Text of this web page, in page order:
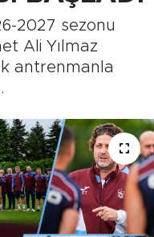
2027 sezonu
Ali Yılmaz
antrenmanla